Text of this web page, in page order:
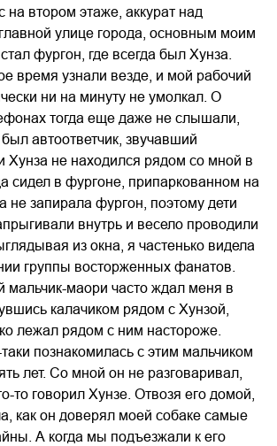
на втором этаже, аккурат над
улице города, основным моим
фургон, где всегда был Хунза.
время узнали везде, и мой рабочий
ни на минуту не умолкал. О
тогда еще даже не слышали,
автоответчик, звучавший
Хунза не находился рядом со мной в
сидел в фургоне, припаркованном на
не запирала фургон, поэтому дети
внутрь и весело проводили
из окна, я частенько видела
группы восторженных фанатов.
мальчик-маори часто ждал меня в
калачиком рядом с Хунзой,
лежал рядом с ним настороже.
познакомилась с этим мальчиком
лет. Со мной он не разговаривал,
то говорил Хунзе. Отвозя его домой,
как он доверял моей собаке самые
А когда мы подъезжали к его